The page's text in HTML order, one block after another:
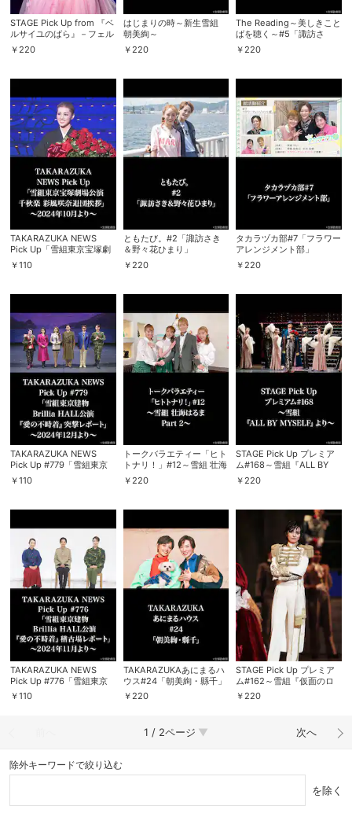
視聴デバイス一覧
スマホなどでRakuten TVを視聴する際のデ
バイス連携の設定ができます。
パスコード設定
求められるのでお子さまがいても安心で
す。
メルマガ
メルマガの配信停止、配信先のメールアド
レスの変更が可能です。
定額見放題解約
定額見放題コンテンツの解約はこちらから
可能です。
ログアウト
STAGE Pick Up from 『ベ
ルサイユのばら』－フェル
ゼン編－「愛あればこそ
（愛の幻想）」（’24年・
￥ 220
はじまりの時～新生雪組
朝美絢～
￥ 220
The Reading～美しきこと
ばを聴く～#5「諏訪さ
き」
￥ 220
TAKARAZUKA NEWS
Pick Up「雪組東京宝塚劇
場公演千秋楽 彩風咲奈退
団挨拶」～2024年10月よ
￥110
ともたび。#2「諏訪さき
＆野々花ひまり」
￥220
タカラヅカ部#7「フラワー
アレンジメント部」
￥220
TAKARAZUKA NEWS
Pick Up #779「雪組東京
建物 Brillia HALL公演『愛
の不時着』突撃レポート」
￥110
トークバラエティー「ヒト
トナリ！」#12～雪組 壮海
はるま Part 2～
￥220
STAGE Pick Up プレミア
ム#168～雪組『ALL BY
MYSELF』より～
￥220
TAKARAZUKA NEWS
Pick Up #776「雪組東京
建物 Brillia HALL公演『愛
の不時着』稽古場レポー
￥110
TAKARAZUKAあにまるハ
ウス#24「朝美絢・縣千」
￥220
STAGE Pick Up プレミア
ム#162～雪組『仮面のロ
マネスク』（’24年・全
国）より～
￥220
1 / 2ページ 次へ
除外キーワードで絞り込む
を除く